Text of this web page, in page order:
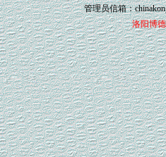
管理员信箱：
洛阳博